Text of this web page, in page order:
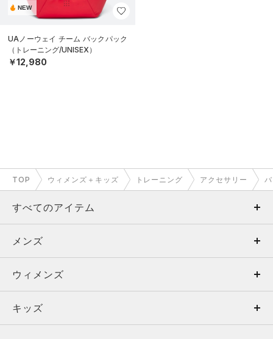
NEW
UAノーウェイ チーム バックパック
（トレーニング/UNISEX）
￥12,980
TOP ウィメンズ＋キッズ トレーニング アクセサリー
すべてのアイテム
メンズ
ウィメンズ
キッズ
メンズ
トップス
ボトムス
ウィメンズ
トップス
キッズ